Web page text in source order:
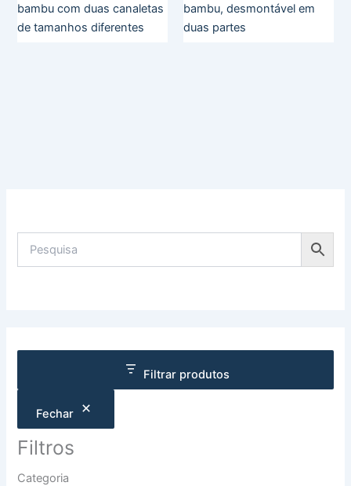
Filtrar produtos
Fechar
Filtros
Categoria
bambu com duas canaletas
de tamanhos diferentes
bambu, desmontável em
duas partes